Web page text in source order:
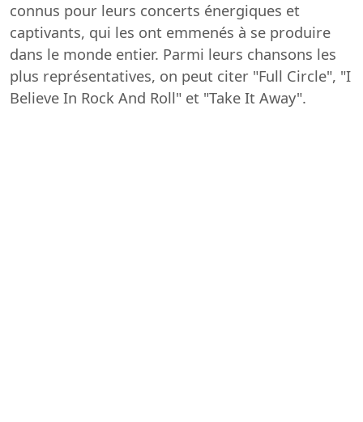
connus pour leurs concerts énergiques et
captivants, qui les ont emmenés à se produire
dans le monde entier. Parmi leurs chansons les
plus représentatives, on peut citer "Full Circle", "I
Believe In Rock And Roll" et "Take It Away".